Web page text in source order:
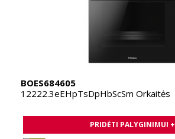
BOES684605
12222.3eEHpTsDpHbScSm Orkaitės
PRIDĖTI PALYGINIMUI +